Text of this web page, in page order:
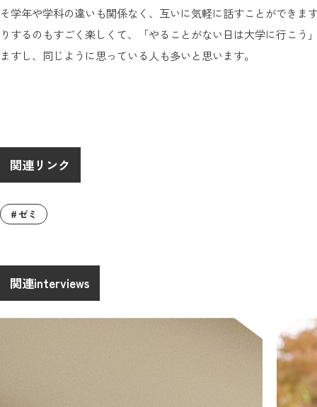
そ学年や学科の違いも関係なく、互いに気軽に話すことができ
りするのもすごく楽しくて、「やることがない日は大学に行こ
ますし、同じように思っている人も多いと思います。
関連リンク
ゼミ
関連interviews